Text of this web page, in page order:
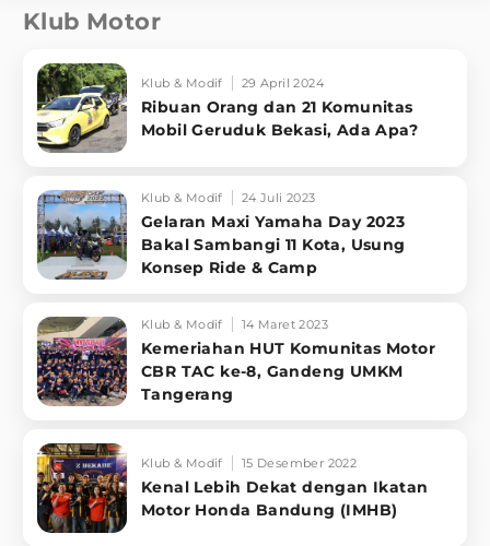
Klub Motor
Klub & Modif 29 April 2024
Ribuan Orang dan 21 Komunitas
Mobil Geruduk Bekasi, Ada Apa?
Klub & Modif 24 Juli 2023
Gelaran Maxi Yamaha Day 2023
Bakal Sambangi 11 Kota, Usung
Konsep Ride & Camp
Klub & Modif 14 Maret 2023
Kemeriahan HUT Komunitas Motor
CBR TAC ke-8, Gandeng UMKM
Tangerang
Klub & Modif 15 Desember 2022
Kenal Lebih Dekat dengan Ikatan
Motor Honda Bandung (IMHB)